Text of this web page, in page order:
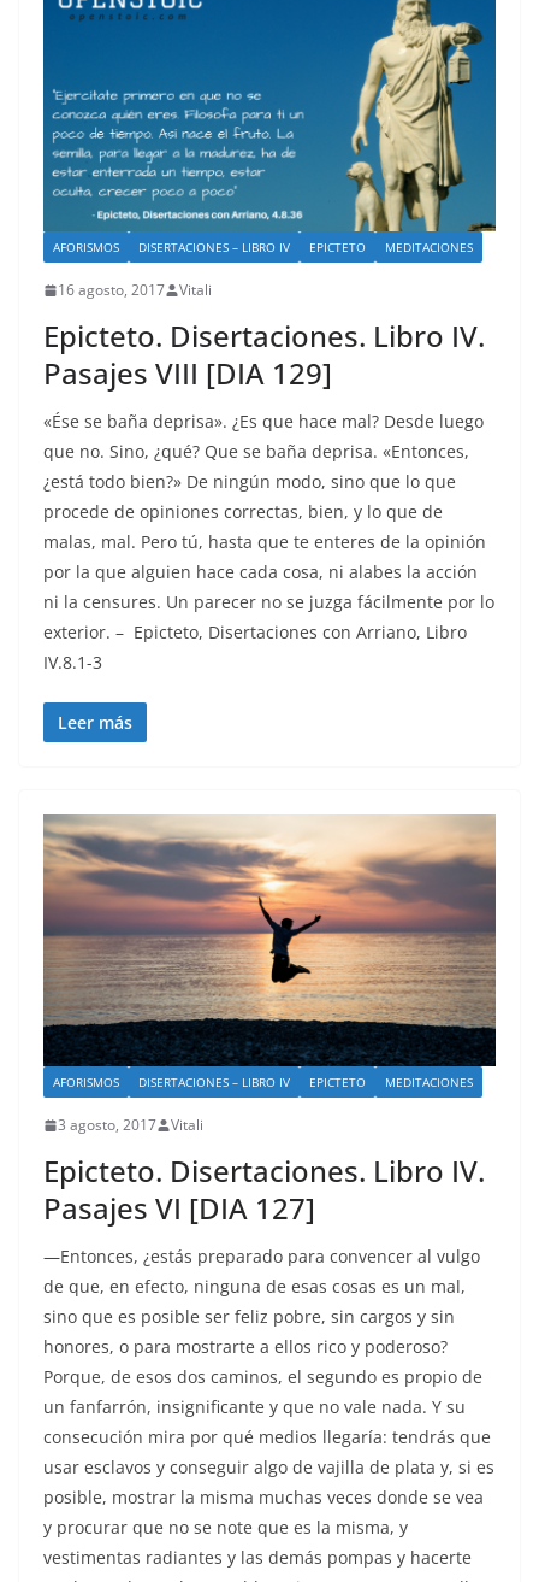
AFORISMOS DISERTACIONES – LIBRO IV EPICTETO MEDITACIONES
16 agosto, 2017 Vitali
Epicteto. Disertaciones. Libro IV.
Pasajes VIII [DIA 129]
«Ése se baña deprisa». ¿Es que hace mal? Desde luego
que no. Sino, ¿qué? Que se baña deprisa. «Entonces,
¿está todo bien?» De ningún modo, sino que lo que
procede de opiniones correctas, bien, y lo que de
malas, mal. Pero tú, hasta que te enteres de la opinión
por la que alguien hace cada cosa, ni alabes la acción
ni la censures. Un parecer no se juzga fácilmente por lo
exterior. – Epicteto, Disertaciones con Arriano, Libro
IV.8.1-3
Leer más
AFORISMOS DISERTACIONES – LIBRO IV EPICTETO MEDITACIONES
3 agosto, 2017 Vitali
Epicteto. Disertaciones. Libro IV.
Pasajes VI [DIA 127]
—Entonces, ¿estás preparado para convencer al vulgo
de que, en efecto, ninguna de esas cosas es un mal,
sino que es posible ser feliz pobre, sin cargos y sin
honores, o para mostrarte a ellos rico y poderoso?
Porque, de esos dos caminos, el segundo es propio de
un fanfarrón, insignificante y que no vale nada. Y su
consecución mira por qué medios llegaría: tendrás que
usar esclavos y conseguir algo de vajilla de plata y, si es
posible, mostrar la misma muchas veces donde se vea
y procurar que no se note que es la misma, y
vestimentas radiantes y las demás pompas y hacerte